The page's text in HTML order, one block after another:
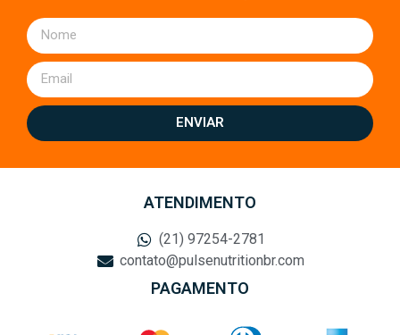
ENVIAR
ATENDIMENTO
(21) 97254-2781
contato@pulsenutritionbr.com
PAGAMENTO